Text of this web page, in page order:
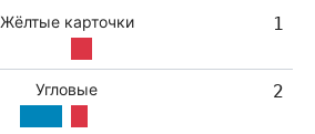
Жёлтые карточки 1
Угловые 2